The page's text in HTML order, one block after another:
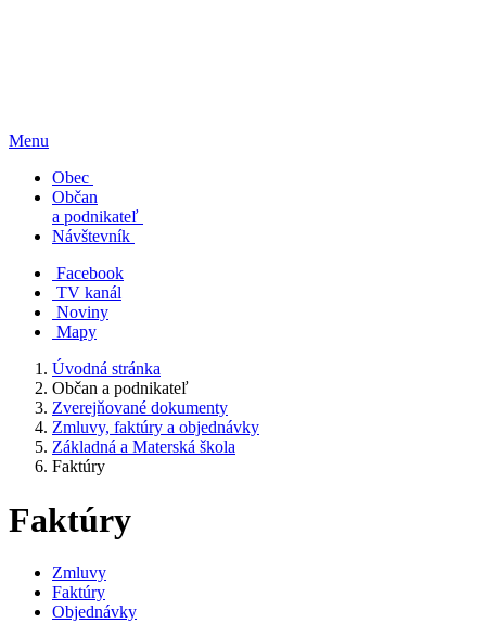
Menu
Obec
Občan
a podnikateľ
Návštevník
Facebook
TV kanál
Noviny
Mapy
Úvodná stránka
Občan a podnikateľ
Zverejňované dokumenty
Zmluvy, faktúry a objednávky
Základná a Materská škola
Faktúry
Faktúry
Zmluvy
Faktúry
Objednávky